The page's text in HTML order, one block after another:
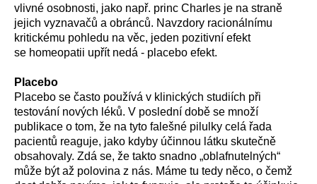
vlivné osobnosti, jako např. princ Charles je na straně
jejich vyznavačů a obránců. Navzdory racionálnímu
kritickému pohledu na věc, jeden pozitivní efekt
se homeopatii upřít nedá - placebo efekt.
Placebo
Placebo se často používá v klinických studiích při
testování nových léků. V poslední době se množí
publikace o tom, že na tyto falešné pilulky celá řada
pacientů reaguje, jako kdyby účinnou látku skutečně
obsahovaly. Zdá se, že takto snadno „oblafnutelných“
může být až polovina z nás. Máme tu tedy něco, o čemž